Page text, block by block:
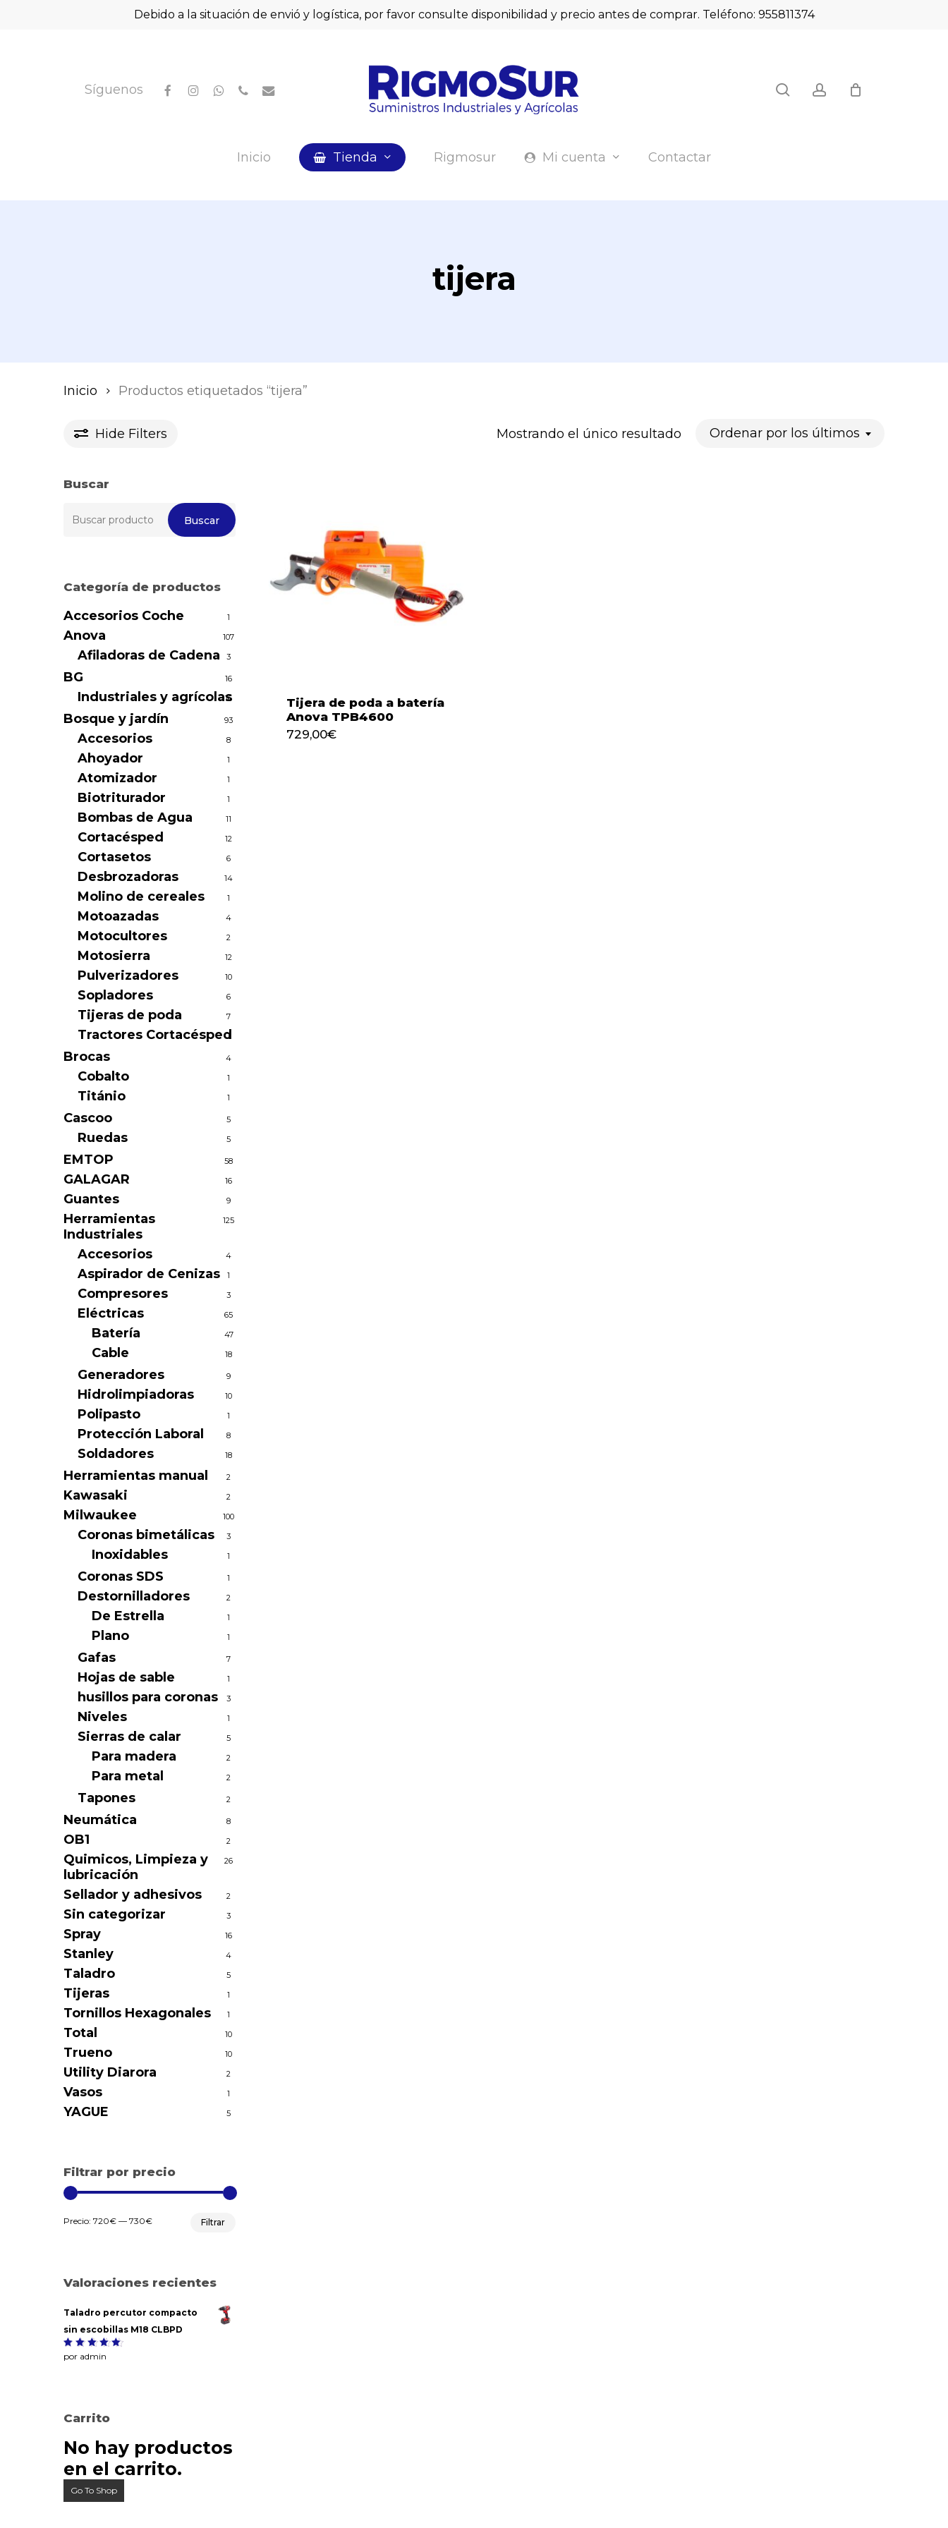
Debido a la situación de envió y logística, por favor consulte disponibilidad y precio antes de comprar. Teléfono: 955811374
Síguenos facebookinstagram
whatsapp
phoneemail
Inicio Tienda Rigmosur Mi cuenta Contactar
tijera
Inicio Productos etiquetados “tijera”
Hide Filters Mostrando el único resultado Ordenar por los últimos
Buscar
por:
Buscar
Categoría de productos
Accesorios Coche 1
Anova 107
Afiladoras de Cadena 3
BG 16
Industriales y agrícolas
16
Bosque y jardín 93
Accesorios 8
Ahoyador 1
Atomizador 1
Biotriturador 1
Bombas de Agua 11
Cortacésped 12
Cortasetos 6
Desbrozadoras 14
Molino de cereales 1
Motoazadas 4
Motocultores 2
Motosierra 12
Pulverizadores 10
Sopladores 6
Tijeras de poda 7
Tractores Cortacésped1
Brocas 4
Cobalto 1
Titánio 1
Cascoo 5
Ruedas 5
EMTOP 58
GALAGAR 16
Guantes 9
Herramientas
Industriales
125
Accesorios 4
Aspirador de Cenizas 1
Compresores 3
Eléctricas 65
Batería 47
Cable 18
Generadores 9
Hidrolimpiadoras 10
Polipasto 1
Protección Laboral 8
Soldadores 18
Herramientas manual 2
Kawasaki 2
Milwaukee 100
Coronas bimetálicas 3
Inoxidables 1
Coronas SDS 1
Destornilladores 2
De Estrella 1
Plano 1
Gafas 7
Hojas de sable 1
husillos para coronas 3
Niveles 1
Sierras de calar 5
Para madera 2
Para metal 2
Tapones 2
Neumática 8
OB1 2
Quimicos, Limpieza y
lubricación
26
Sellador y adhesivos 2
Sin categorizar 3
Spray 16
Stanley 4
Taladro 5
Tijeras 1
Tornillos Hexagonales 1
Total 10
Trueno 10
Utility Diarora 2
Vasos 1
YAGUE 5
Filtrar por precio
Filtrar
Precio: 720€ — 730€
Valoraciones recientes
Taladro percutor compacto
sin escobillas M18 CLBPD
Valorado
con
por admin
Carrito
No hay productos
en el carrito.
Go To Shop
Tijera de poda a batería
Anova TPB4600
729,00€
729,00€